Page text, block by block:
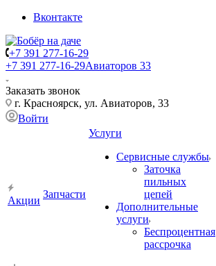
Вконтакте
+7 391 277-16-29
+7 391 277-16-29Авиаторов 33
Заказать звонок
г. Красноярск, ул. Авиаторов, 33
Войти
Акции
Запчасти
Услуги
Сервисные службы
Заточка
пильных
цепей
Дополнительные
услуги
Беспроцентная
рассрочка